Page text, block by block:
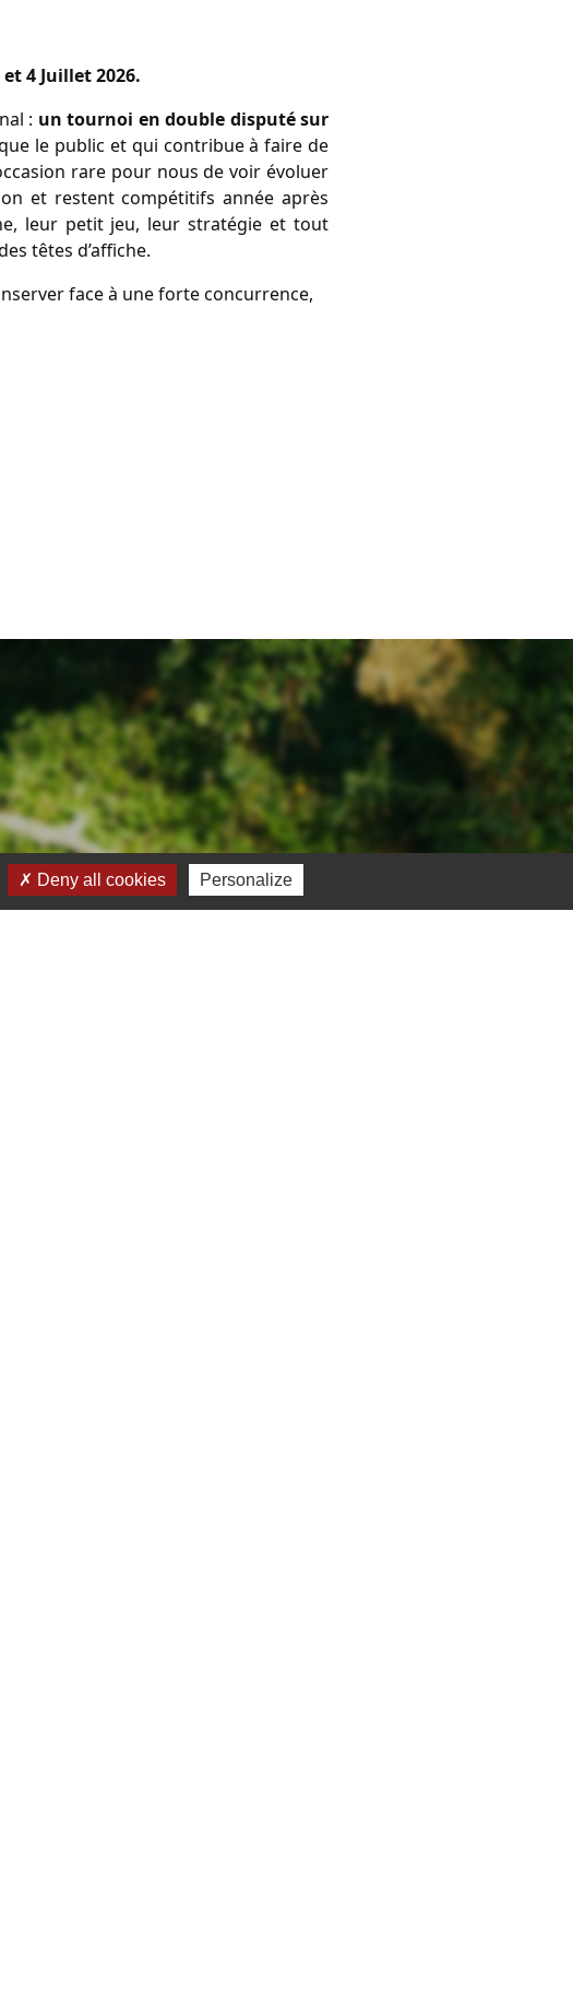
4 Juillet 2026.
: un tournoi en double disputé sur
le public et qui contribue à faire de
rare pour nous de voir évoluer
et restent compétitifs année après
leur petit jeu, leur stratégie et tout
têtes d’affiche.
face à une forte concurrence,
Deny all cookies Personalize